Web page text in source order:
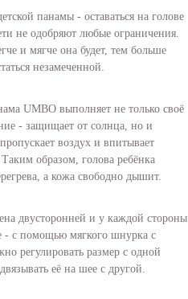
панамы - оставаться на голове
не одобряют любые ограничения.
и мягче она будет, тем больше
незамеченной.
UMBO выполняет не только своё
- защищает от солнца, но и
воздух и впитывает
образом, голова ребёнка
а кожа свободно дышит.
двусторонней и у каждой стороны
- с помощью мягкого шнурка с
регулировать размер с одной
её на шее с другой.